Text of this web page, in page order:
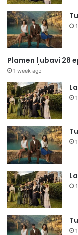
Plamen ljubavi 28
1 week ago